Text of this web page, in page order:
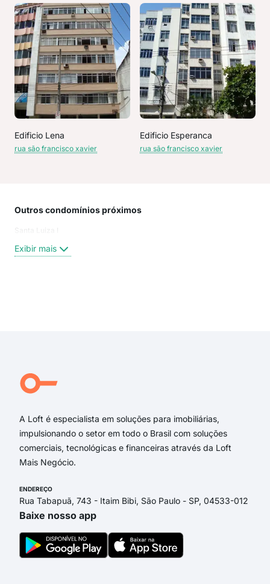
Edificio Lena
rua são francisco xavier
Edificio Esperanca
rua são francisco xavier
Outros condomínios próximos
Santa Luiza I
Exibir mais
A Loft é especialista em soluções para imobiliárias,
impulsionando o setor em todo o Brasil com soluções
comerciais, tecnológicas e financeiras através da Loft
Mais Negócio.
ENDEREÇO
Rua Tabapuã, 743 - Itaim Bibi, São Paulo - SP, 04533-012
Baixe nosso app